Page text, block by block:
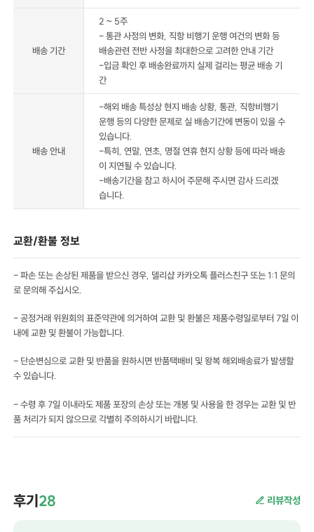
배송 기간
2 ~ 5주
- 통관 사정의 변화, 직항 비행기 운행 여건의 변화 등
배송관련 전반 사정을 최대한으로 고려한 안내 기간
-입금 확인 후 배송완료까지 실제 걸리는 평균 배송 기
간
배송 안내
-해외 배송 특성상 현지 배송 상황, 통관, 직항비행기
운행 등의 다양한 문제로 실 배송기간에 변동이 있을 수
있습니다.
-특히, 연말, 연초, 명절 연휴 현지 상황 등에 따라 배송
이 지연될 수 있습니다.
-배송기간을 참고 하시어 주문해 주시면 감사 드리겠
습니다.
교환/환불 정보
- 파손 또는 손상된 제품을 받으신 경우, 델리샵 카카오톡 플러스친구 또는 1:1 문의
로 문의해 주십시오.
- 공정거래 위원회의 표준약관에 의거하여 교환 및 환불은 제품수령일로부터 7일 이
내에 교환 및 환불이 가능합니다.
- 단순변심으로 교환 및 반품을 원하시면 반품택배비 및 왕복 해외배송료가 발생할
수 있습니다.
- 수령 후 7일 이내라도 제품 포장의 손상 또는 개봉 및 사용을 한 경우는 교환 및 반
품 처리가 되지 않으므로 각별히 주의하시기 바랍니다.
후기28 리뷰작성